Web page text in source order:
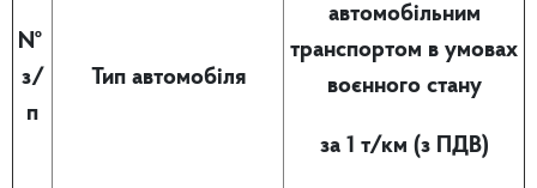
№
з/
п
Тип автомобіля
автомобільним
транспортом в умовах
воєнного стану
за 1 т/км (з ПДВ)